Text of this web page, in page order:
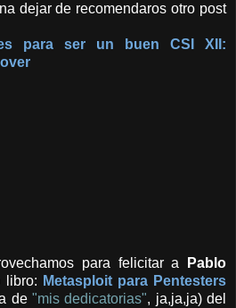
dejar de recomendaros otro post
para ser un buen CSI XII:
para felicitar a
Pablo
libro: Metasploit para Pentesters
de "mis dedicatorias", ja,ja,ja) del